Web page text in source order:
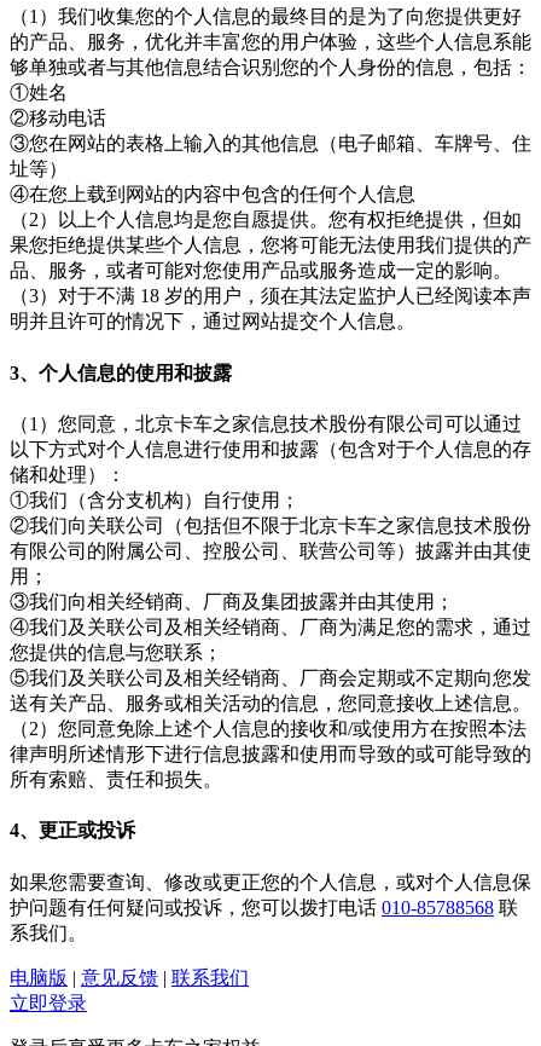
（1）我们收集您的个人信息的最终目的是为了向您提供更好
的产品、服务，优化并丰富您的用户体验，这些个人信息系能
够单独或者与其他信息结合识别您的个人身份的信息，包括：
①姓名
②移动电话
③您在网站的表格上输入的其他信息（电子邮箱、车牌号、住
址等）
④在您上载到网站的内容中包含的任何个人信息
（2）以上个人信息均是您自愿提供。您有权拒绝提供，但如
果您拒绝提供某些个人信息，您将可能无法使用我们提供的产
品、服务，或者可能对您使用产品或服务造成一定的影响。
（3）对于不满 18 岁的用户，须在其法定监护人已经阅读本声
明并且许可的情况下，通过网站提交个人信息。
3、个人信息的使用和披露
（1）您同意，北京卡车之家信息技术股份有限公司可以通过
以下方式对个人信息进行使用和披露（包含对于个人信息的存
储和处理）：
①我们（含分支机构）自行使用；
②我们向关联公司（包括但不限于北京卡车之家信息技术股份
有限公司的附属公司、控股公司、联营公司等）披露并由其使
用；
③我们向相关经销商、厂商及集团披露并由其使用；
④我们及关联公司及相关经销商、厂商为满足您的需求，通过
您提供的信息与您联系；
⑤我们及关联公司及相关经销商、厂商会定期或不定期向您发
送有关产品、服务或相关活动的信息，您同意接收上述信息。
（2）您同意免除上述个人信息的接收和/或使用方在按照本法
律声明所述情形下进行信息披露和使用而导致的或可能导致的
所有索赔、责任和损失。
4、更正或投诉
如果您需要查询、修改或更正您的个人信息，或对个人信息保
护问题有任何疑问或投诉，您可以拨打电话 010-85788568 联
系我们。
电脑版 | 意见反馈 | 联系我们
立即登录